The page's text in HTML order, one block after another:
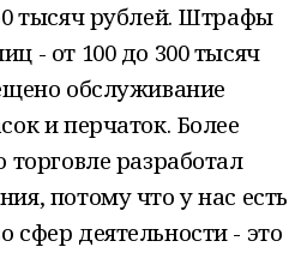
тысяч рублей. Штрафы
- от 100 до 300 тысяч
обслуживание
и перчаток. Более
торговле разработал
потому что у нас есть
сфер деятельности - это